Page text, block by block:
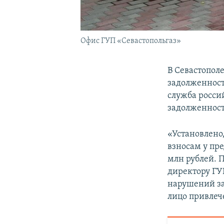
Офис ГУП «Севастопольгаз»
В
служба
взносам у
млн рублей.
директору
нарушений
лицо